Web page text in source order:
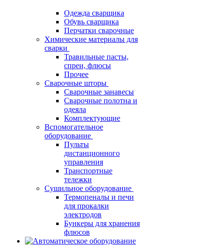
Одежда сварщика
Обувь сварщика
Перчатки сварочные
Химические материалы для
сварки
Травильные пасты,
спреи, флюсы
Прочее
Сварочные шторы
Сварочные занавесы
Сварочные полотна и
одеяла
Комплектующие
Вспомогательное
оборудование
Пульты
дистанционного
управления
Транспортные
тележки
Сушильное оборудование
Термопеналы и печи
для прокалки
электродов
Бункеры для хранения
флюсов